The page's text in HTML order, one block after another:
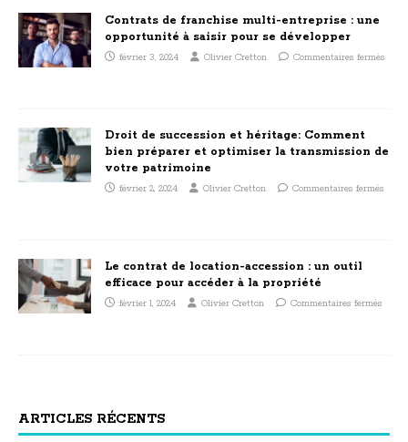
Contrats de franchise multi-entreprise : une
opportunité à saisir pour se développer
février 3, 2024 Olivier Cretton Commentaires fermés
Droit de succession et héritage: Comment
bien préparer et optimiser la transmission de
votre patrimoine
février 2, 2024 Olivier Cretton Commentaires fermés
Le contrat de location-accession : un outil
efficace pour accéder à la propriété
février 1, 2024 Olivier Cretton Commentaires fermés
ARTICLES RÉCENTS